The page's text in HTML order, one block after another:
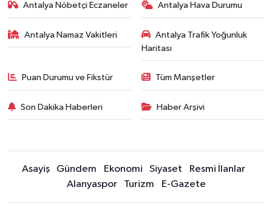
Antalya Nöbetçi Eczaneler Antalya Hava Durumu
Antalya Namaz Vakitleri
Antalya Trafik Yoğunluk
Haritası
Puan Durumu ve Fikstür Tüm Manşetler
Son Dakika Haberleri Haber Arşivi
Asayiş Gündem Ekonomi Siyaset
Resmi İlanlar
Alanyaspor
Turizm E-Gazete